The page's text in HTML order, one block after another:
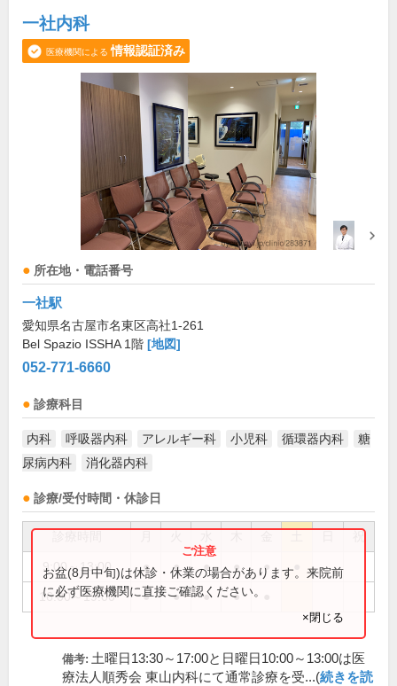
一社内科
医療機関による 情報認証済み
所在地・電話番号
一社駅
愛知県名古屋市名東区高社1-261
Bel Spazio ISSHA 1階 [地図]
052-771-6660
診療科目
内科 呼吸器内科 アレルギー科 小児科 循環器内科
糖
尿病内科
消化器内科
診療/受付時間・休診日
祝
9:00～13:00 ● ● ● ● ●
16:00～19:00 ● ● ● ●
お盆(8月中旬)は休診・休業の場合があります。来院前
に必ず医療機関に直接ご確認ください。
×閉じる
備考: 土曜日13:30～17:00と日曜日10:00～13:00は医
療法人順秀会 東山内科にて通常診療を受...(続きを読